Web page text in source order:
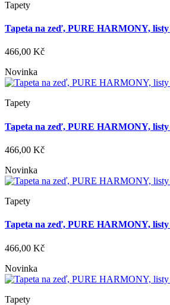
Tapety
Tapeta na zeď, PURE HARMONY, listy
466,00 Kč
Novinka
Tapety
Tapeta na zeď, PURE HARMONY,
466,00 Kč
Novinka
Tapety
Tapeta na zeď, PURE HARMONY, listy
466,00 Kč
Novinka
Tapety